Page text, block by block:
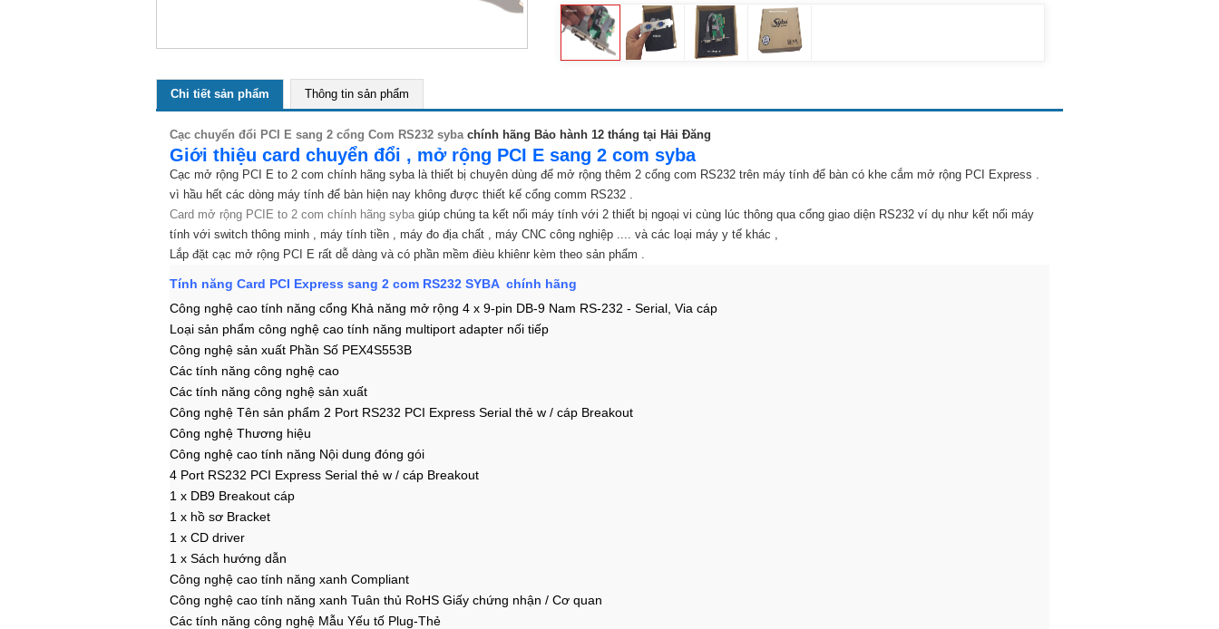
Chi tiết sản phẩm Thông tin sản phẩm
Cạc chuyển đổi PCI E sang 2 cổng Com RS232 syba chính hãng Bảo hành 12 tháng tại Hải Đăng
Giới thiệu card chuyển đổi , mở rộng PCI E sang 2 com syba
Cạc mở rộng PCI E to 2 com chính hãng syba là thiết bị chuyên dùng để mở rộng thêm 2 cổng com RS232 trên máy tính để bàn có khe cắm mở rộng PCI Express .
vì hầu hết các dòng máy tính để bàn hiện nay không được thiết kế cổng comm RS232 .
Card mở rộng PCIE to 2 com chính hãng sybagiúp chúng ta kết nối máy tính với 2 thiết bị ngoại vi cùng lúc thông qua cổng giao diện RS232 ví dụ như kết nối máy
tính với switch thông minh , máy tính tiền , máy đo địa chất , máy CNC công nghiệp .... và các loại máy y tế khác ,
Lắp đặt cạc mở rộng PCI E rất dễ dàng và có phần mềm đièu khiênr kèm theo sản phẩm .
Tính năng Card PCI Express sang 2 com RS232 SYBA chính hãng
Công nghệ cao tính năng cổng Khả năng mở rộng 4 x 9-pin DB-9 Nam RS-232 - Serial, Via cáp
Loại sản phẩm công nghệ cao tính năng multiport adapter nối tiếp
Công nghệ sản xuất Phần Số PEX4S553B
Các tính năng công nghệ cao
Các tính năng công nghệ sản xuất
Công nghệ Tên sản phẩm 2 Port RS232 PCI Express Serial thẻ w / cáp Breakout
Công nghệ Thương hiệu
Công nghệ cao tính năng Nội dung đóng gói
4 Port RS232 PCI Express Serial thẻ w / cáp Breakout
1 x DB9 Breakout cáp
1 x hồ sơ Bracket
1 x CD driver
1 x Sách hướng dẫn
Công nghệ cao tính năng xanh Compliant
Công nghệ cao tính năng xanh Tuân thủ RoHS Giấy chứng nhận / Cơ quan
Các tính năng công nghệ Mẫu Yếu tố Plug-Thẻ